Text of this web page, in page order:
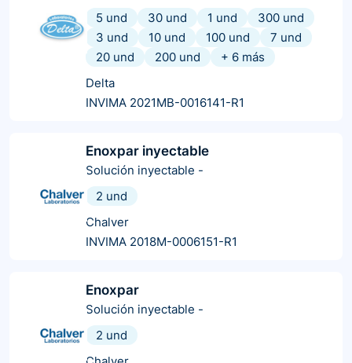
5 und
30 und 1 und
300 und
3 und
10 und 100 und
7 und
20 und
200 und + 6 más
Delta
INVIMA 2021MB-0016141-R1
Enoxpar inyectable
Solución inyectable -
2 und
Chalver
INVIMA 2018M-0006151-R1
Enoxpar
Solución inyectable -
2 und